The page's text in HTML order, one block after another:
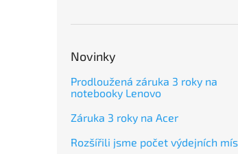
Novinky
Prodloužená záruka 3 roky na
notebooky Lenovo
Záruka 3 roky na Acer
Rozšířili jsme počet výdejních